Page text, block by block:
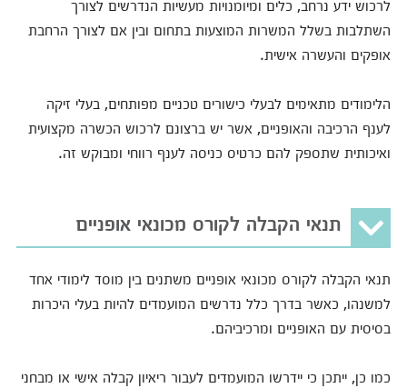
לרכוש ידע נרחב, כלים ומיומנויות מעשיות הנדרשים לצורך
השתלבות בשלל המשרות המוצעות בתחום ובין אם לצורך הרחבת
אופקים והעשרה אישית.
הלימודים מתאימים לבעלי כישורים טכניים מפותחים, בעלי זיקה
לענף הרכיבה והאופניים, אשר יש ברצונם לרכוש הכשרה מקצועית
ואיכותית שתספק להם כרטיס כניסה לענף רווחי ומבוקש זה.
תנאי הקבלה לקורס מכונאי אופניים
תנאי הקבלה לקורס מכונאי אופניים משתנים בין מוסד לימודי אחד
למשנהו, כאשר בדרך כלל נדרשים המועמדים להיות בעלי היכרות
בסיסית עם האופניים ומרכיביהם.
כמו כן, ייתכן כי יידרשו המועמדים לעבור ריאיון קבלה אישי או מבחני